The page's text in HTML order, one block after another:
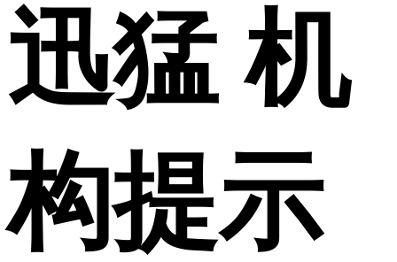
迅猛 机
构提示